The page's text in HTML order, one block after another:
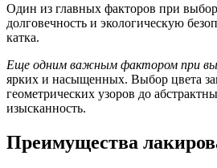
Один из главных факторов при
долговечность и экологическую
катка.
Еще одним важным фактором при
ярких и насыщенных. Выбор цвета
геометрических узоров до
изысканность.
Преимущества